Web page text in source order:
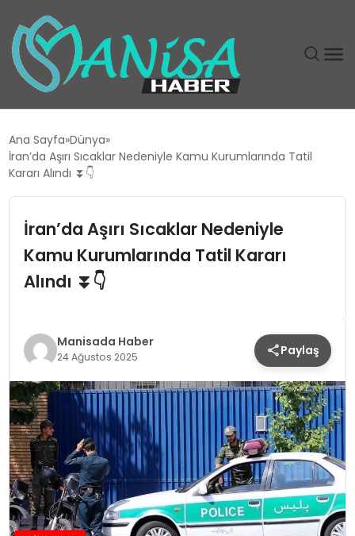
EĞITIM
GÜNDEM
SIYASET
SPOR
TEKNOLOJI
YAŞAM
Ana Sayfa Dünya
İran’da Aşırı Sıcaklar Nedeniyle Kamu Kurumlarında Tatil
Kararı Alındı ⏬👇
İran’da Aşırı Sıcaklar Nedeniyle
Kamu Kurumlarında Tatil Kararı
Alındı ⏬👇
Manisada Haber
24 Ağustos 2025 Paylaş